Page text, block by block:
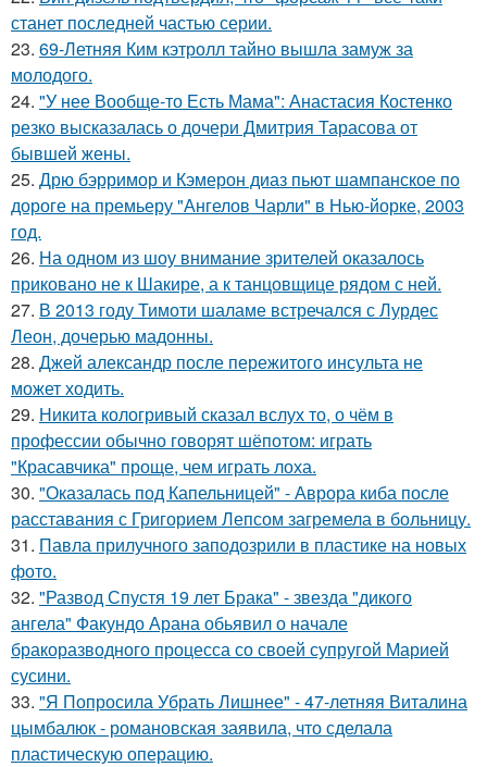
станет последней частью серии.
23. 69-Летняя Ким кэтролл тайно вышла замуж за
молодого.
24. "У нее Вообще-то Есть Мама": Анастасия Костенко
резко высказалась о дочери Дмитрия Тарасова от
бывшей жены.
25. Дрю бэрримор и Кэмерон диаз пьют шампанское по
дороге на премьеру "Ангелов Чарли" в Нью-йорке, 2003
год.
26. На одном из шоу внимание зрителей оказалось
приковано не к Шакире, а к танцовщице рядом с ней.
27. В 2013 году Тимоти шаламе встречался с Лурдес
Леон, дочерью мадонны.
28. Джей александр после пережитого инсульта не
может ходить.
29. Никита кологривый сказал вслух то, о чём в
профессии обычно говорят шёпотом: играть
"Красавчика" проще, чем играть лоха.
30. "Оказалась под Капельницей" - Аврора киба после
расставания с Григорием Лепсом загремела в больницу.
31. Павла прилучного заподозрили в пластике на новых
фото.
32. "Развод Спустя 19 лет Брака" - звезда "дикого
ангела" Факундо Арана обьявил о начале
бракоразводного процесса со своей супругой Марией
сусини.
33. "Я Попросила Убрать Лишнее" - 47-летняя Виталина
цымбалюк - романовская заявила, что сделала
пластическую операцию.